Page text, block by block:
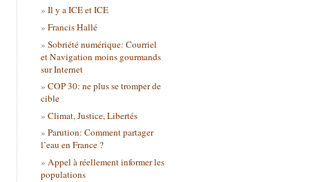
Il y a ICE et ICE
Francis Hallé
Sobriété numérique: Courriel
et Navigation moins gourmands
sur Internet
COP 30: ne plus se tromper de
cible
Climat, Justice, Libertés
Parution: Comment partager
l’eau en France ?
Appel à réellement informer les
populations